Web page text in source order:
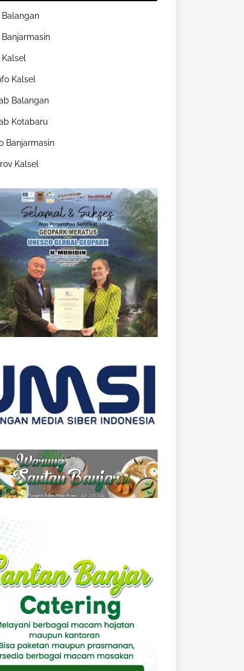
Balangan
Banjarmasin
Kalsel
Kalsel
Balangan
Kotabaru
Banjarmasin
Kalsel